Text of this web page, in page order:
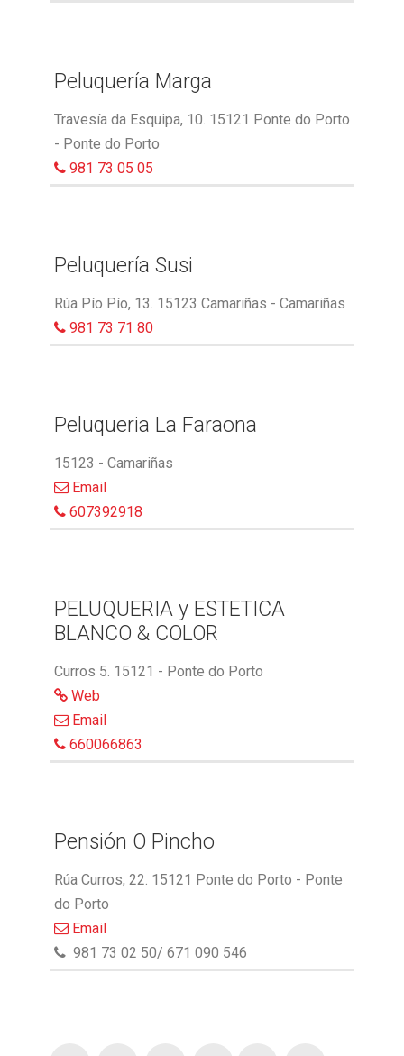
Peluquería Marga
Travesía da Esquipa, 10. 15121 Ponte do Porto
- Ponte do Porto
981 73 05 05
Peluquería Susi
Rúa Pío Pío, 13. 15123 Camariñas - Camariñas
981 73 71 80
Peluqueria La Faraona
15123 - Camariñas
Email
607392918
PELUQUERIA y ESTETICA
BLANCO & COLOR
Curros 5. 15121 - Ponte do Porto
Web
Email
660066863
Pensión O Pincho
Rúa Curros, 22. 15121 Ponte do Porto - Ponte
do Porto
Email
981 73 02 50/ 671 090 546